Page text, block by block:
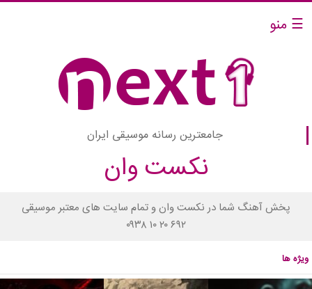
☰ منو
جامعترین رسانه موسیقی ایران
نکست وان
پخش آهنگ شما در نکست وان و تمام سایت های معتبر موسیقی
۰۹۳۸ ۱۰ ۲۰ ۶۹۲
ویژه ها